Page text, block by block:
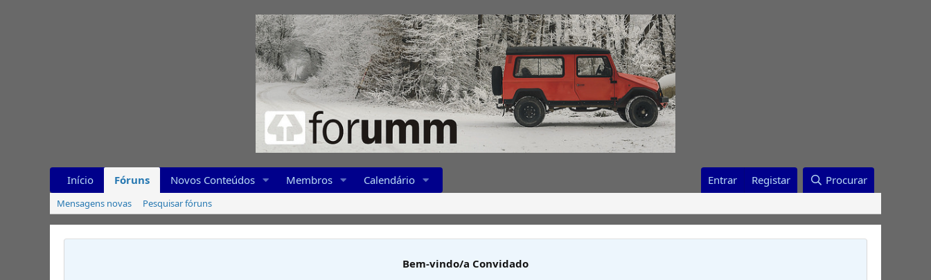
Início Fóruns Novos Conteúdos Membros Calendário Entrar Registar Procurar
Mensagens novas Pesquisar fóruns
Bem-vindo/a Convidado